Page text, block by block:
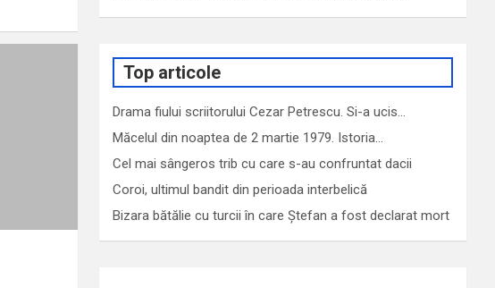
Top articole
Drama fiului scriitorului Cezar Petrescu. Si-a ucis…
Măcelul din noaptea de 2 martie 1979. Istoria…
Cel mai sângeros trib cu care s-au confruntat dacii
Coroi, ultimul bandit din perioada interbelică
Bizara bătălie cu turcii în care Ștefan a fost declarat mort